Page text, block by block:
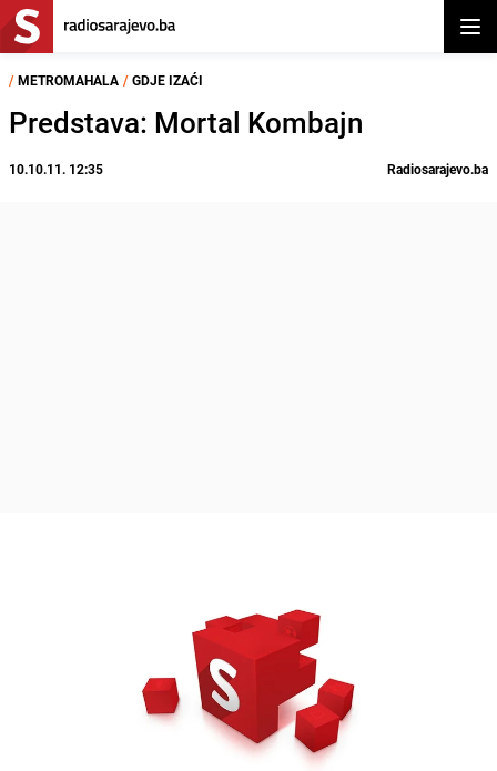
/ METROMAHALA / GDJE IZAĆI
Predstava: Mortal Kombajn
10.10.11. 12:35 Radiosarajevo.ba